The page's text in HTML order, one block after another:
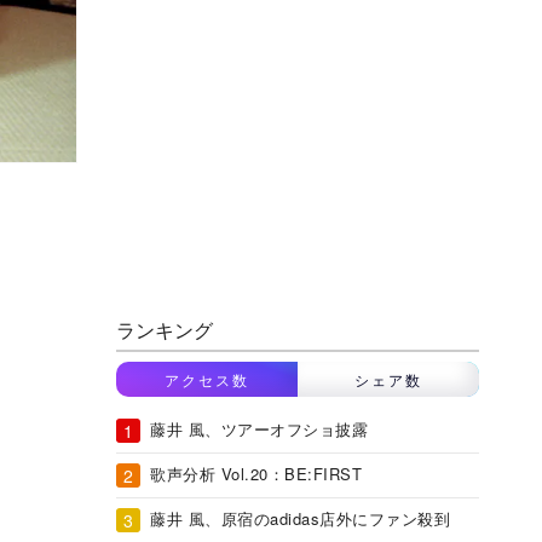
ランキング
アクセス数 シェア数
藤井 風、ツアーオフショ披露
歌声分析 Vol.20：BE:FIRST
藤井 風、原宿のadidas店外にファン殺到